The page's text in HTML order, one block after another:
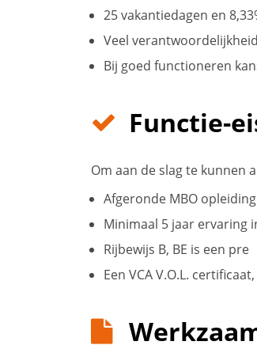
25 vakantiedagen en
Veel
Bij goed functioneren
Functie-
Om aan de slag te kunnen
Afgeronde MBO
Minimaal 5 jaar ervaring
Rijbewijs B, BE is een pre
Een VCA V.O.L.